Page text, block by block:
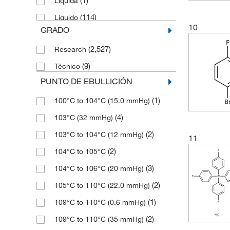
137.113 (9)
138.14(2)
(2)
139.105(7)
139.17(1)
139.173(7)
139.92(19)
140.157 (5)
140.16(14)
142.191 (2)
142.2 (1)
144.13(3)
95%(59)
95.0%(87)
95.03%(9)
95.04%(2)
95.05% (7)
95.06%(4)
95.07%(6)
95.08%(1)
95.1%(5)
95.12%(8)
95.14%(11)
95.16%(4)
95.21%(4)
Líquido (114)
Líquido aceitoso
Líquido después derretirse
Líquido o sólido
Líquido o sólido de baja fusión
Oil(4)
Polvo(18)
Polvo cristalino(31)
Polvo cristalino brillante o copos
Polvo cristalino o esponjoso(3)
Powder(252)
Shiny Crystals or Crystalline Powder
(1)
GRADO
Research (2,527)
Técnico (9)
PUNTO DE EBULLICIÓN
100°C to 104°C (15.0 mmHg) (1)
103°C (32 mmHg) (4)
103°C to 104°C (12 mmHg) (2)
104°C to 105°C (2)
104°C to 106°C (20 mmHg) (3)
105°C to 110°C (22.0 mmHg) (2)
109°C to 110°C (0.6 mmHg) (1)
109°C to 110°C (35 mmHg) (2)
10
11